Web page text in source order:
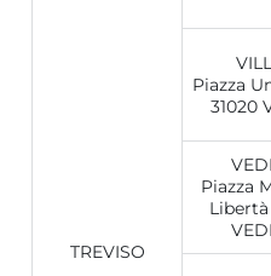
TREVISO
Piazza
31020
Piazza
Libertà